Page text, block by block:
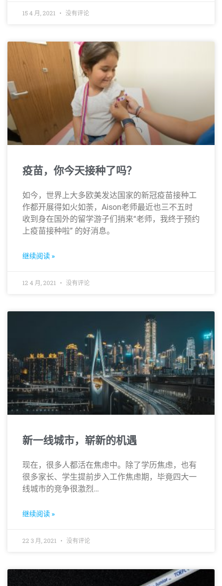
15 4 月, 2021 没有评论
疫苗，你今天接种了吗？
如今，世界上大多欧美发达国家的新冠疫苗接种工
作都开展得如火如荼，Aison老师最近也三不五时
收到身在国外的留学游子们捎来“老师，我终于预约
上疫苗接种啦” 的好消息。
继续阅读 »
12 4 月, 2021 没有评论
新一线城市，崭新的机遇
现在，很多人都活在焦虑中。除了学历焦虑，也有
很多家长、学生提前步入工作焦虑期，毕竟四大一
线城市的竞争很激烈…
继续阅读 »
22 3 月, 2021 没有评论